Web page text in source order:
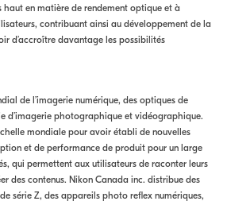
haut en matière de rendement optique et à
contribuant ainsi au développement de la
d’accroître davantage les possibilités
de l’imagerie numérique, des optiques de
d’imagerie photographique et vidéographique.
mondiale pour avoir établi de nouvelles
et de performance de produit pour un large
qui permettent aux utilisateurs de raconter leurs
des contenus. Nikon Canada inc. distribue des
série Z, des appareils photo reflex numériques,